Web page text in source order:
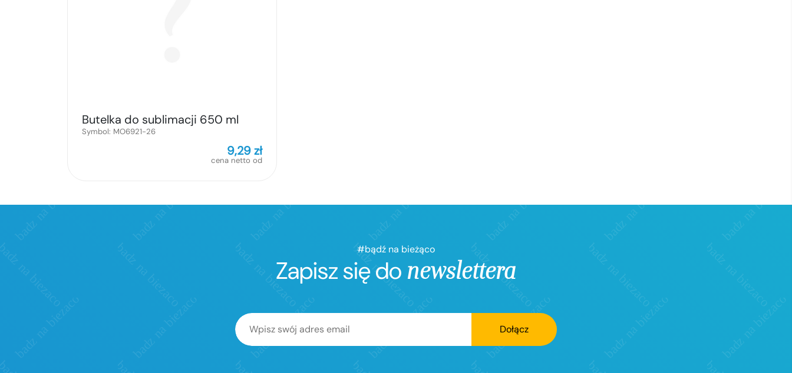
Butelka do sublimacji 650 ml
Symbol: MO6921-26
9,29zł
cena netto od
#bądź na bieżąco
Zapisz się do newslettera
Dołącz